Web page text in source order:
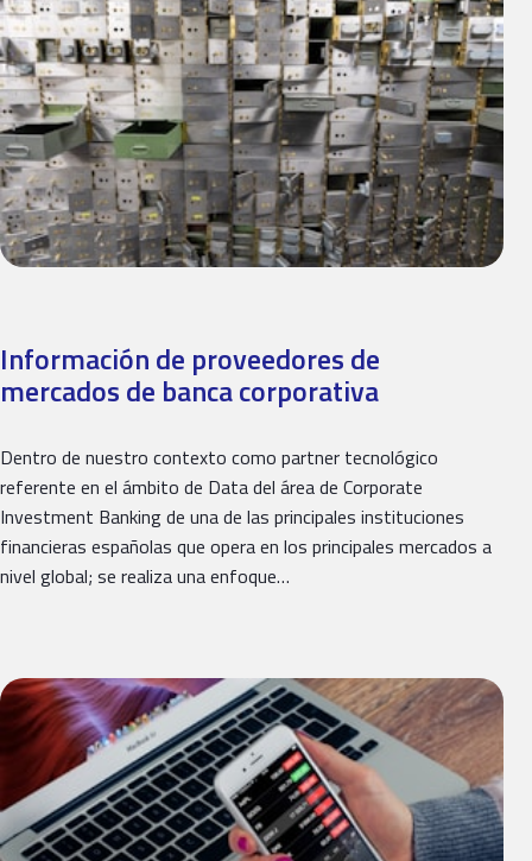
Información de proveedores de
mercados de banca corporativa
Dentro de nuestro contexto como partner tecnológico
referente en el ámbito de Data del área de Corporate
Investment Banking de una de las principales instituciones
financieras españolas que opera en los principales mercados a
nivel global; se realiza una enfoque…